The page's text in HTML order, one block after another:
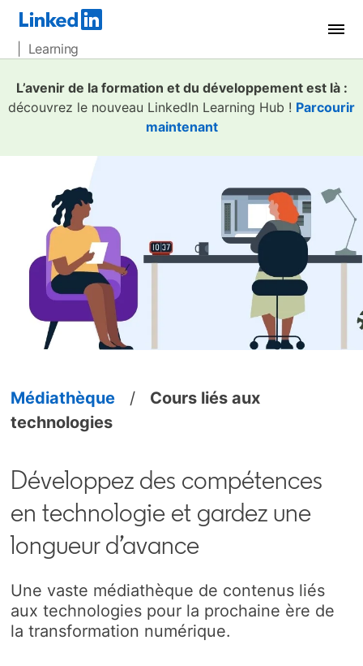
| Learning
L’avenir de la formation et du développement est là :
découvrez le nouveau LinkedIn Learning Hub ! Parcourir
maintenant
Médiathèque / Cours liés aux
technologies
Développez des compétences
en technologie et gardez une
longueur d’avance
Une vaste médiathèque de contenus liés
aux technologies pour la prochaine ère de
la transformation numérique.